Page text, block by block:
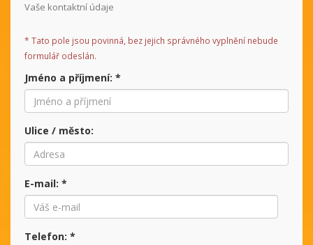
Vaše kontaktní údaje
* Tato pole jsou povinná, bez jejich správného vyplnění nebude
formulář odeslán.
Jméno a příjmení: *
Ulice / město:
E-mail: *
Telefon: *